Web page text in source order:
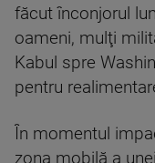
făcut înconjorul
oameni, mulţi
Kabul spre
pentru
În momentul
zona mobilă a